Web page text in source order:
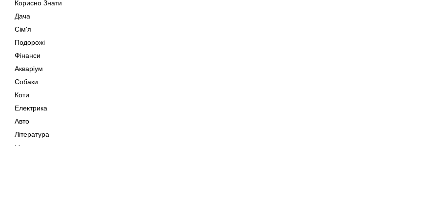
Корисно Знати
Дача
Сім'я
Подорожі
Фінанси
Акваріум
Собаки
Коти
Електрика
Авто
Література
Музика